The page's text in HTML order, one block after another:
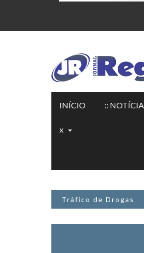
INÍCIO :: NOTÍCIA
x
Tráfico de Drogas